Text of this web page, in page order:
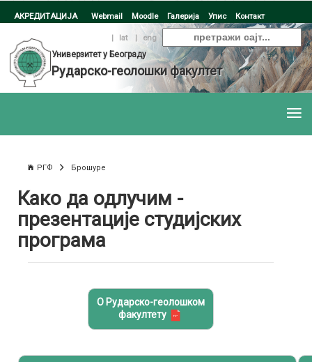
АКРЕДИТАЦИЈА Webmail Moodle Галерија Упис Контакт
| lat |
eng
Универзитет у Београду
Рударско-геолошки факултет
РГФ Брошуре
Како да одлучим -
презентације студијских
програма
О Рударско-геолошком
факултету